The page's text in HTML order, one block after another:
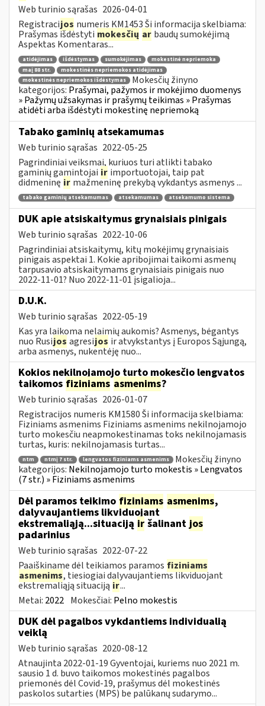
Web turinio sąrašas 2026-04-01
Registracijos numeris KM1453 Ši informacija skelbiama:
Prašymas išdėstyti mokesčių ar baudų sumokėjimą
Aspektas Komentaras...
atidėjimas išdėstymas sumokėjimas
mokestinė nepriemoka
maį 88 str.
mokestinės nepriemokos atidėjimas
mokestinės nepriemokos išdėstymas
Mokesčių žinyno
kategorijos: Prašymai, pažymos ir mokėjimo duomenys
» Pažymų užsakymas ir prašymų teikimas » Prašymas
atidėti arba išdėstyti mokestinę nepriemoką
Tabako gaminių atsekamumas
Web turinio sąrašas 2022-05-25
Pagrindiniai veiksmai, kuriuos turi atlikti tabako
gaminių gamintojai ir importuotojai, taip pat
didmeninę ir mažmeninę prekybą vykdantys asmenys ...
tabako gaminių atsekamumas atsekamumas atsekamumo sistema
DUK apie atsiskaitymus grynaisiais pinigais
Web turinio sąrašas 2022-10-06
Pagrindiniai atsiskaitymų, kitų mokėjimų grynaisiais
pinigais aspektai 1. Kokie apribojimai taikomi asmenų
tarpusavio atsiskaitymams grynaisiais pinigais nuo
2022-11-01? Nuo 2022-11-01 įsigalioja...
D.U.K.
Web turinio sąrašas 2022-05-19
Kas yra laikoma nelaimių aukomis? Asmenys, bėgantys
nuo Rusijos agresijos ir atvykstantys į Europos Sąjungą,
arba asmenys, nukentėję nuo...
Kokios nekilnojamojo turto mokesčio lengvatos
taikomos fiziniams asmenims?
Web turinio sąrašas 2026-01-07
Registracijos numeris KM1580 Ši informacija skelbiama:
Fiziniams asmenims Fiziniams asmenims nekilnojamojo
turto mokesčiu neapmokestinamas toks nekilnojamasis
turtas, kuris: nekilnojamasis turtas...
ntm ntmį 7 str. lengvatos fiziniams asmenims
Mokesčių žinyno
kategorijos: Nekilnojamojo turto mokestis » Lengvatos
(7 str.) » Fiziniams asmenims
Dėl paramos teikimo fiziniams asmenims,
dalyvaujantiems likviduojant
ekstremaliąją...situaciją ir šalinant jos
padarinius
Web turinio sąrašas 2022-07-22
Paaiškiname dėl teikiamos paramos fiziniams
asmenims, tiesiogiai dalyvaujantiems likviduojant
ekstremaliąją situaciją ir...
Metai: 2022 Mokesčiai: Pelno mokestis
DUK dėl pagalbos vykdantiems individualią
veiklą
Web turinio sąrašas 2020-08-12
Atnaujinta 2022-01-19 Gyventojai, kuriems nuo 2021 m.
sausio 1 d. buvo taikomos mokestinės pagalbos
priemonės dėl Covid-19, prašymus dėl mokestinės
paskolos sutarties (MPS) be palūkanų sudarymo...